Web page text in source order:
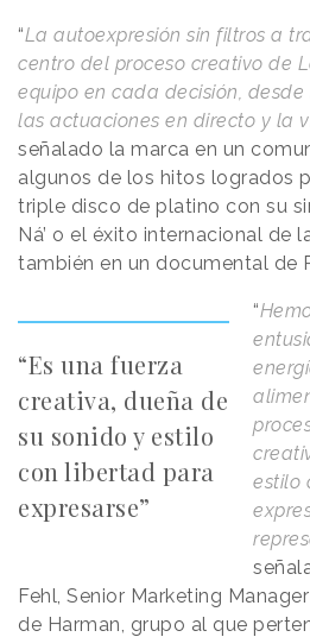
“La autoexpresión sin filtros a
centro del proceso creativo de
equipo en cada decisión,
las actuaciones en directo y la
señalado la marca en un
algunos de los hitos logrados
triple disco de platino con su
Ná’ o el éxito internacional de
también en un documental de
“Es una fuerza
creativa, dueña de
su sonido y estilo
con libertad para
expresarse”
“
estilo
Fehl, Senior Marketing
de Harman, grupo al que